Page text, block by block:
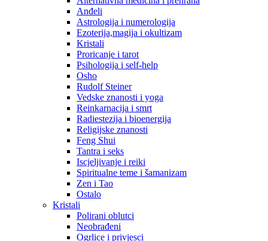
Anđeli
Astrologija i numerologija
Ezoterija,magija i okultizam
Kristali
Proricanje i tarot
Psihologija i self-help
Osho
Rudolf Steiner
Vedske znanosti i yoga
Reinkarnacija i smrt
Radiestezija i bioenergija
Religijske znanosti
Feng Shui
Tantra i seks
Iscjeljivanje i reiki
Spiritualne teme i šamanizam
Zen i Tao
Ostalo
Kristali
Polirani oblutci
Neobrađeni
Ogrlice i privjesci